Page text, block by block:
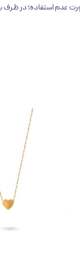
عدم استفاده؛ در ظرف